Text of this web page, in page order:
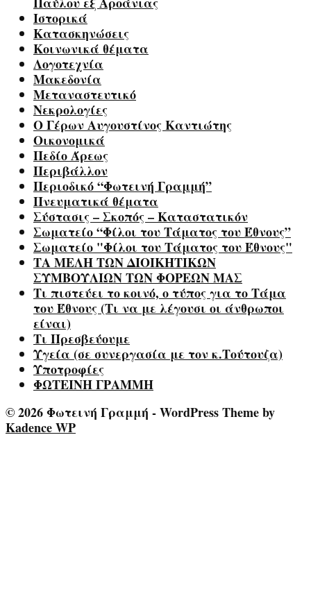
Ιστορικά
Κατασκηνώσεις
Κοινωνικά θέματα
Λογοτεχνία
Μακεδονία
Μεταναστευτικό
Νεκρολογίες
Ο Γέρων Αυγουστίνος Καντιώτης
Οικονομικά
Πεδίο Άρεως
Περιβάλλον
Περιοδικό “Φωτεινή Γραμμή”
Πνευματικά θέματα
Σύστασις – Σκοπός – Καταστατικόν
Σωματείο “Φίλοι του Τάματος του Έθνους”
Σωματείο "Φίλοι του Τάματος του Έθνους"
ΤΑ ΜΕΛΗ ΤΩΝ ΔΙΟΙΚΗΤΙΚΩΝ
ΣΥΜΒΟΥΛΙΩΝ ΤΩΝ ΦΟΡΕΩΝ ΜΑΣ
Τι πιστεύει το κοινό, ο τύπος για το Τάμα
του Έθνους (Τι να με λέγουσι οι άνθρωποι
είναι)
Τι Πρεσβεύουμε
Υγεία (σε συνεργασία με τον κ.Τούτουζα)
Υποτροφίες
ΦΩΤΕΙΝΗ ΓΡΑΜΜΗ
© 2026 Φωτεινή Γραμμή - WordPress Theme by
Kadence WP